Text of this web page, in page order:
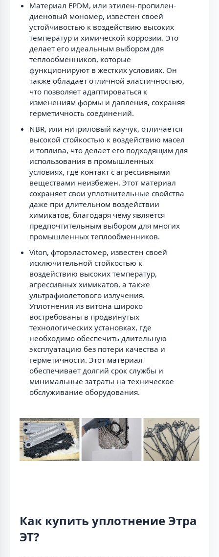
Материал EPDM, или этилен-пропилен-
диеновый мономер, известен своей
устойчивостью к воздействию высоких
температур и химической коррозии. Это
делает его идеальным выбором для
теплообменников, которые
функционируют в жестких условиях. Он
также обладает отличной эластичностью,
что позволяет адаптироваться к
изменениям формы и давления, сохраняя
герметичность соединений.
NBR, или нитриловый каучук, отличается
высокой стойкостью к воздействию масел
и топлива, что делает его подходящим для
использования в промышленных
условиях, где контакт с агрессивными
веществами неизбежен. Этот материал
сохраняет свои уплотнительные свойства
даже при длительном воздействии
химикатов, благодаря чему является
предпочтительным выбором для многих
промышленных теплообменников.
Viton, фторэластомер, известен своей
исключительной стойкостью к
воздействию высоких температур,
агрессивных химикатов, а также
ультрафиолетового излучения.
Уплотнения из витона широко
востребованы в продвинутых
технологических установках, где
необходимо обеспечить длительную
эксплуатацию без потери качества и
герметичности. Этот материал
обеспечивает долгий срок службы и
минимальные затраты на техническое
обслуживание оборудования.
Как купить уплотнение Этра
ЭТ?